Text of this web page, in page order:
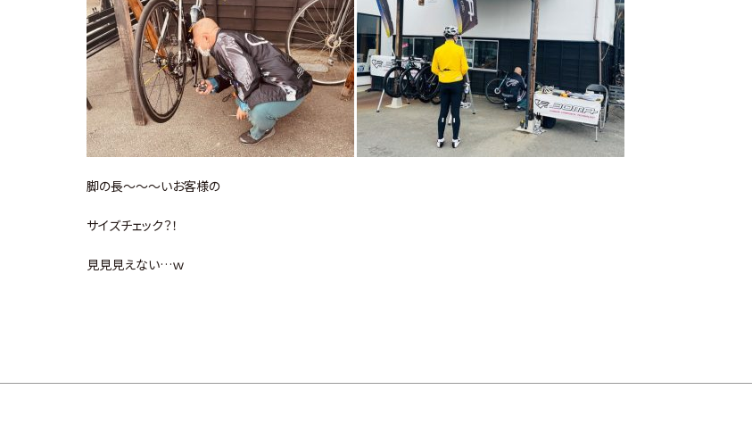
脚の長～～～いお客様の
サイズチェック？！
見見見えない…ｗ